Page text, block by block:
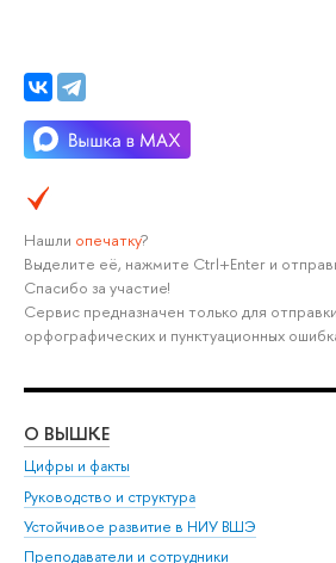
Нашли опечатку?
Выделите её, нажмите Ctrl+Enter и
Спасибо за участие!
Сервис предназначен только для
орфографических и пунктуационных
О ВЫШКЕ
Цифры и факты
Руководство и структура
Устойчивое развитие в НИУ ВШЭ
Преподаватели и сотрудники